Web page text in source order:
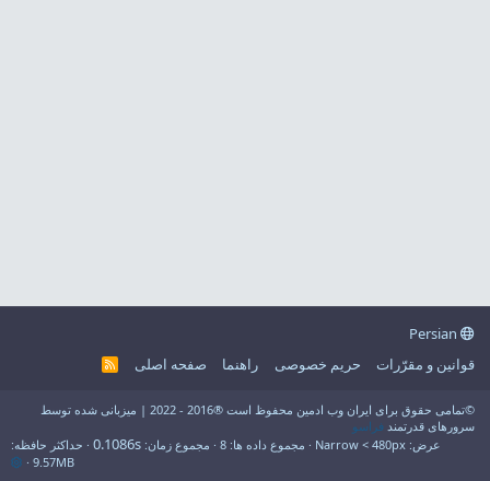
قوانین و مقرّرات
حریم خصوصی راهنما صفحه اصلی
R
©تمامی حقوق برای ایران وب ادمین محفوظ است ®2016 - 2022 | میزبانی شده توسط
سرورهای قدرتمند فراسو
عرض
مجموع داده ها 8 مجموع زمان 0.1086s
حداکثر حافظه
9.57MB